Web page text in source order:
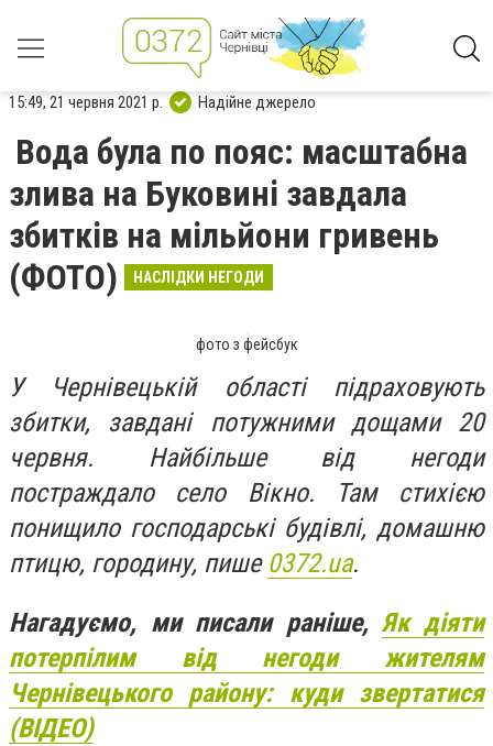
15:49, 21 червня 2021 р. Надійне джерело
Вода була по пояс: масштабна
злива на Буковині завдала
збитків на мільйони гривень
(ФОТО)
НАСЛІДКИ НЕГОДИ
фото з фейсбук
У Чернівецькій області підраховують
збитки, завдані потужними дощами 20
червня. Найбільше від негоди
постраждало село Вікно. Там стихією
понищило господарські будівлі, домашню
птицю, городину, пише 0372.ua.
Нагадуємо, ми писали раніше,Як діяти
потерпілим від негоди жителям
Чернівецького району: куди звертатися
(ВІДЕО)